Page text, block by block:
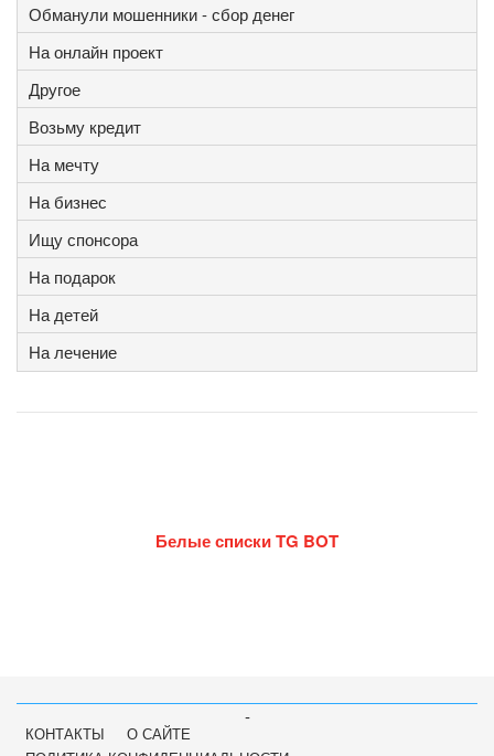
Обманули мошенники - сбор денег
На онлайн проект
Другое
Возьму кредит
На мечту
На бизнес
Ищу спонсора
На подарок
На детей
На лечение
Белые списки TG BOT
-
КОНТАКТЫ
О САЙТЕ